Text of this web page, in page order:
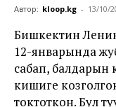
Автор: kloop.kg - 13/10/
Бишкектин
12-январында
сабап, балдарын
кишиге
токтоткон. Бул